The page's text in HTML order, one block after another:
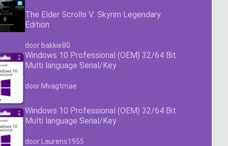
The Elder Scrolls V: Skyrim Legendary
Edition
Waardering4.63
door bakkie80
Windows 10 Professional (OEM) 32/64 Bit
Multi language Serial/Key
Waardering4.63
door Mvagtmae
Windows 10 Professional (OEM) 32/64 Bit
Multi language Serial/Key
Waardering4.63uit 5
door Laurens1955